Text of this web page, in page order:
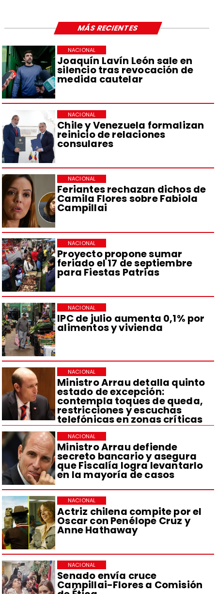
Joaquín Lavín León sale en
silencio tras revocación de
medida cautelar
NACIONAL
Chile y Venezuela formalizan
reinicio de relaciones
consulares
NACIONAL
Feriantes rechazan dichos de
Camila Flores sobre Fabiola
Campillai
NACIONAL
Proyecto propone sumar
feriado el 17 de septiembre
para Fiestas Patrias
NACIONAL
IPC de julio aumenta 0,1% por
alimentos y vivienda
NACIONAL
Ministro Arrau detalla quinto
estado de excepción:
contempla toques de queda,
restricciones y escuchas
telefónicas en zonas críticas
NACIONAL
Ministro Arrau defiende
secreto bancario y asegura
que Fiscalía logra levantarlo
en la mayoría de casos
NACIONAL
Actriz chilena compite por el
Oscar con Penélope Cruz y
Anne Hathaway
NACIONAL
Senado envía cruce
Campillai-Flores a Comisión
NACIONAL
MÁS RECIENTES